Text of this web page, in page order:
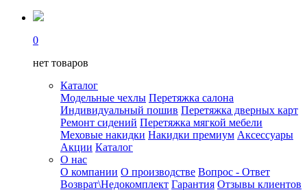
0
нет товаров
Каталог
Модельные чехлы Перетяжка салона
Индивидуальный пошив Перетяжка дверных карт
Ремонт сидений Перетяжка мягкой мебели
Меховые накидки Накидки премиум Аксессуары
Акции Каталог
О нас
О компании О производстве Вопрос - Ответ
Возврат\Недокомплект Гарантия Отзывы клиентов